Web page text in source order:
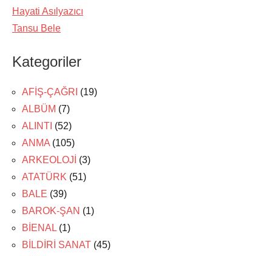
Hayati Asılyazıcı
Tansu Bele
Kategoriler
AFİŞ-ÇAĞRI (19)
ALBÜM (7)
ALINTI (52)
ANMA (105)
ARKEOLOJİ (3)
ATATÜRK (51)
BALE (39)
BAROK-ŞAN (1)
BİENAL (1)
BİLDİRİ SANAT (45)